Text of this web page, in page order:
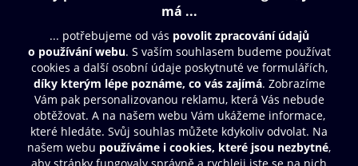
Další zábava
© O2 Czech Republic a.s.
Nákupní řád